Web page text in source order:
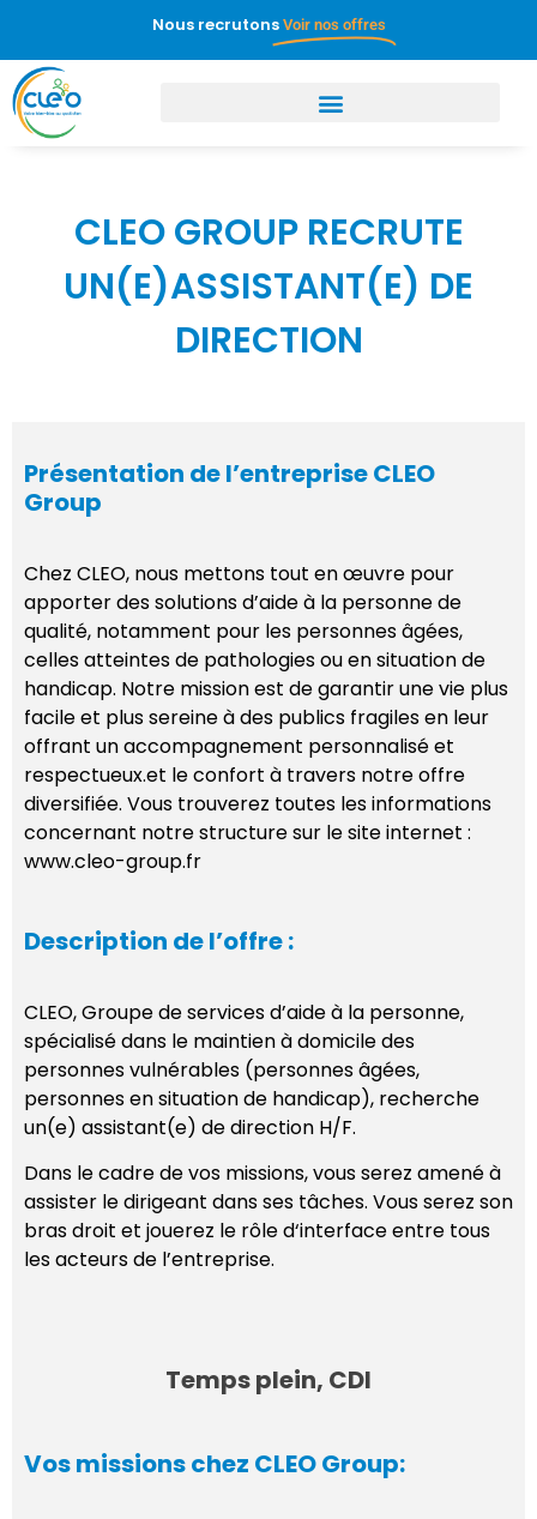
Nous recrutons Voir nos offres
CLEO GROUP RECRUTE
UN(E)ASSISTANT(E) DE
DIRECTION
Présentation de l’entreprise CLEO
Group
Chez CLEO, nous mettons tout en œuvre pour
apporter des solutions d’aide à la personne de
qualité, notamment pour les personnes âgées,
celles atteintes de pathologies ou en situation de
handicap. Notre mission est de garantir une vie plus
facile et plus sereine à des publics fragiles en leur
offrant un accompagnement personnalisé et
respectueux.et le confort à travers notre offre
diversifiée. Vous trouverez toutes les informations
concernant notre structure sur le site internet :
www.cleo-group.fr
Description de l’offre :
CLEO, Groupe de services d’aide à la personne,
spécialisé dans le maintien à domicile des
personnes vulnérables (personnes âgées,
personnes en situation de handicap), recherche
un(e) assistant(e) de direction H/F.
Dans le cadre de vos missions, vous serez amené à
assister le dirigeant dans ses tâches. Vous serez son
bras droit et jouerez le rôle d‘interface entre tous
les acteurs de l’entreprise.
Temps plein, CDI
Vos missions chez CLEO Group: